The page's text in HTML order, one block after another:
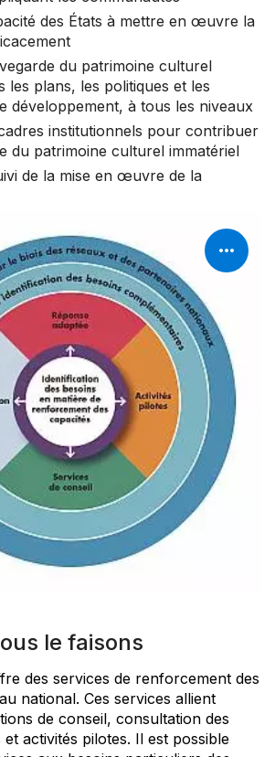
des États à mettre en œuvre la
du patrimoine culturel
les plans, les politiques et les
développement, à tous les niveaux
institutionnels pour contribuer
du patrimoine culturel immatériel
de la mise en œuvre de la
le faisons
des services de renforcement des
national. Ces services allient
de conseil, consultation des
activités pilotes. Il est possible